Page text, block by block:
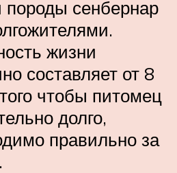
породы сенбернар
жизни
составляет от 8
чтобы питомец
долго,
правильно за